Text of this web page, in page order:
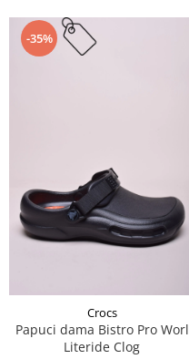
-35%
Crocs
Papuci dama Bistro Pro Worl
Literide Clog